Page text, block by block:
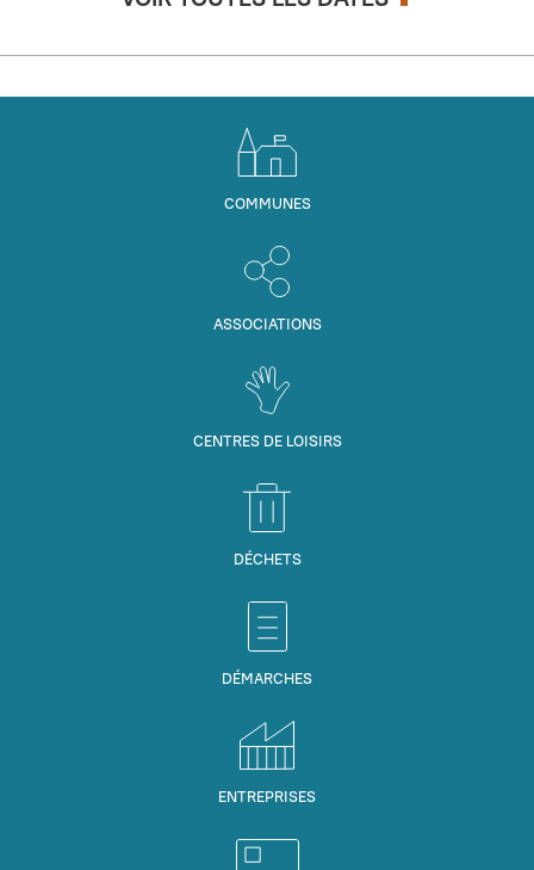
COMMUNES
ASSOCIATIONS
CENTRES DE LOISIRS
DÉCHETS
DÉMARCHES
ENTREPRISES